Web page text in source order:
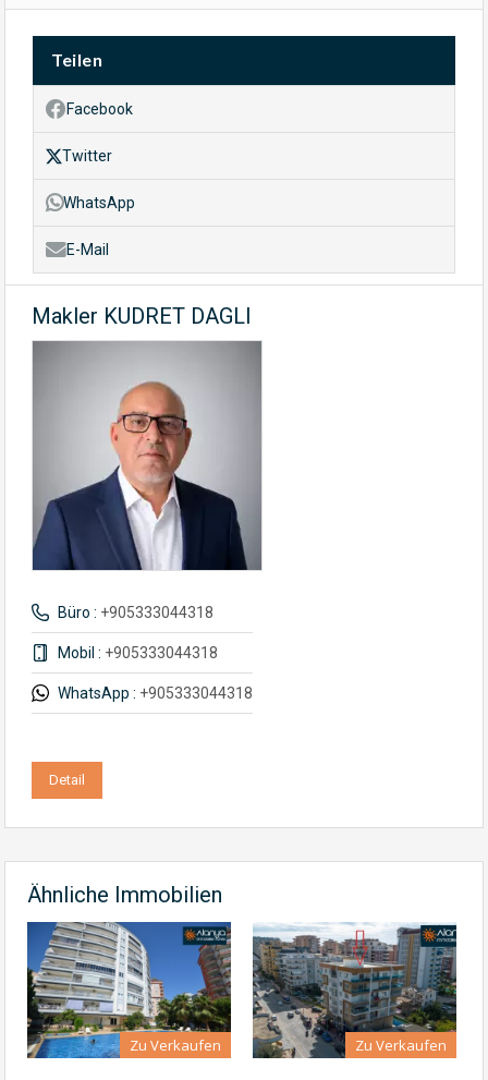
Teilen
Facebook
Twitter
WhatsApp
E-Mail
Makler KUDRET DAGLI
Büro : +905333044318
Mobil : +905333044318
WhatsApp : +905333044318
Detail
Ähnliche Immobilien
Zu Verkaufen Zu Verkaufen